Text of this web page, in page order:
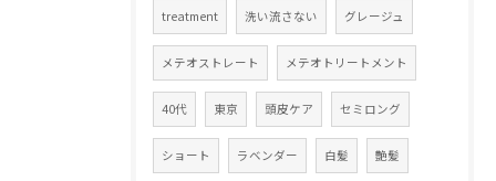
treatment 洗い流さない グレージュ
メテオストレート メテオトリートメント
40代 東京 頭皮ケア セミロング
ショート ラベンダー 白髪 艶髪